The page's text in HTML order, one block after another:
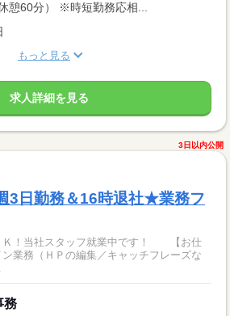
憩60分） ※時短勤務応相...
もっと見る
求人詳細を見る
3日以内公開
日勤務＆16時退社★業務フ
！当社スタッフ就業中です！ 【お仕
業務（ＨＰの編集／キャッチフレーズな
務